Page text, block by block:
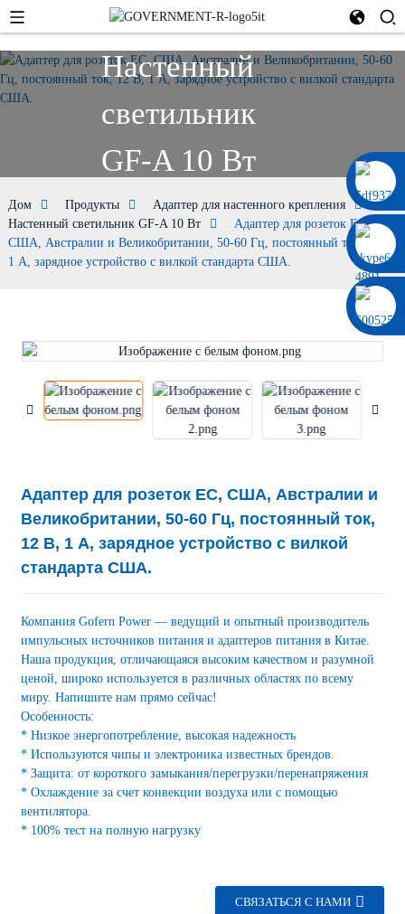
0086 13322920697
Настенный
светильник
GF-A 10 Вт
Дом Продукты
Адаптер для настенного крепления
Настенный светильник GF-A 10 Вт
Адаптер для розеток ЕС,
США, Австралии и Великобритании, 50-60 Гц, постоянный ток, 12 В,
1 А, зарядное устройство с вилкой стандарта США.
Адаптер для розеток ЕС, США, Австралии и
Великобритании, 50-60 Гц, постоянный ток,
12 В, 1 А, зарядное устройство с вилкой
стандарта США.
Компания Gofern Power — ведущий и опытный производитель
импульсных источников питания и адаптеров питания в Китае.
Наша продукция, отличающаяся высоким качеством и разумной
ценой, широко используется в различных областях по всему
миру. Напишите нам прямо сейчас!
Особенность:
* Низкое энергопотребление, высокая надежность
* Используются чипы и электроника известных брендов.
* Защита: от короткого замыкания/перегрузки/перенапряжения
* Охлаждение за счет конвекции воздуха или с помощью
вентилятора.
* 100% тест на полную нагрузку
СВЯЗАТЬСЯ С НАМИ